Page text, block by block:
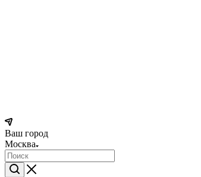
Ваш город
Москва